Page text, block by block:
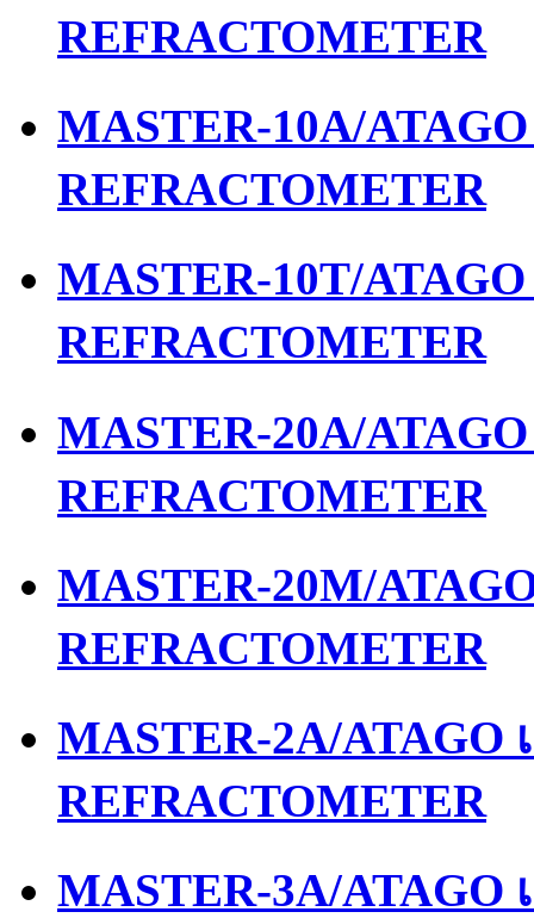
REFRACTOMETER
MASTER-10A/
REFRACTOMETER
MASTER-10T/
REFRACTOMETER
MASTER-20A/
REFRACTOMETER
MASTER-20M/
REFRACTOMETER
MASTER-2A/ATAGO
REFRACTOMETER
MASTER-3A/ATAGO